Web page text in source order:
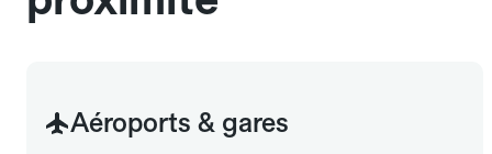
Aéroports & gares